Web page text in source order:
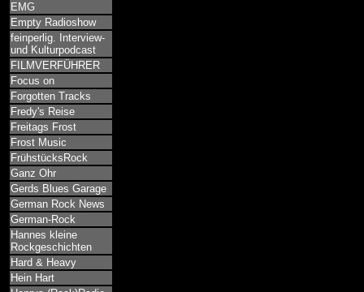
EMG
Empty Radioshow
feinperlig. Interview-
und Kulturpodcast
FILMVERFÜHRER
Focus on
Forgotten Tracks
Fredy's Reise
Freitags Frost
Frost Music
FrühstücksRock
Ganz Ohr
Gerds Blues Garage
German Rock News
German-Rock
Hannes kleine
Rockgeschichten
Hard & Heavy
Hein Hart